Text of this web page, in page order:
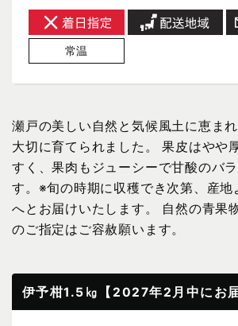
常温
瀬戸の美しい自然と気候風土に恵ま
大切に育てられました。 果皮はやや
すく、果肉もジューシーで甘酸のバ
す。※旬の時期に収穫でき次第、産地
へとお届けいたします。 自然の青果
のご指定はご容赦願います。
伊予柑1.5㎏【2027年2月中にお届